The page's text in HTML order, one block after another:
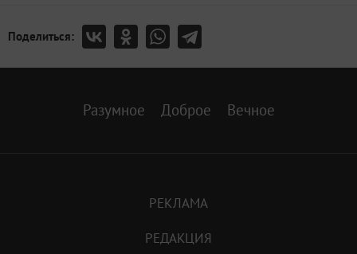
Поделиться:
Разумное Доброе Вечное
РЕКЛАМА
РЕДАКЦИЯ